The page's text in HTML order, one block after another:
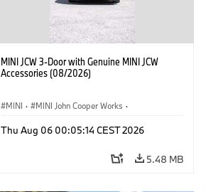
MINI JCW 3-Door with Genuine MINI JCW
Accessories (08/2026)
MINI · MINI John Cooper Works ·
Optional Extras, Accessories
Thu Aug 06 00:05:14 CEST 2026
5.48 MB